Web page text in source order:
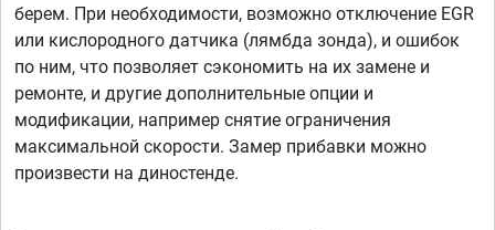
берем. При необходимости, возможно отключение EGR
или кислородного датчика (лямбда зонда), и ошибок
по ним, что позволяет сэкономить на их замене и
ремонте, и другие дополнительные опции и
модификации, например снятие ограничения
максимальной скорости. Замер прибавки можно
произвести на диностенде.